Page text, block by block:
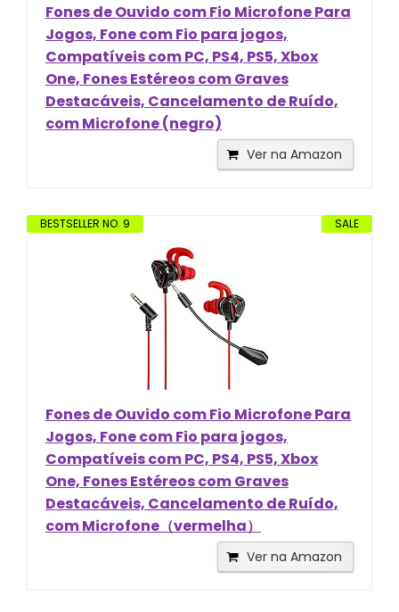
Fones de Ouvido com Fio Microfone Para
Jogos, Fone com Fio para jogos,
Compatíveis com PC, PS4, PS5, Xbox
One, Fones Estéreos com Graves
Destacáveis, Cancelamento de Ruído,
com Microfone (negro)
Ver na Amazon
SALE
BESTSELLER NO. 9
Fones de Ouvido com Fio Microfone Para
Jogos, Fone com Fio para jogos,
Compatíveis com PC, PS4, PS5, Xbox
One, Fones Estéreos com Graves
Destacáveis, Cancelamento de Ruído,
com Microfone（vermelha）
Ver na Amazon